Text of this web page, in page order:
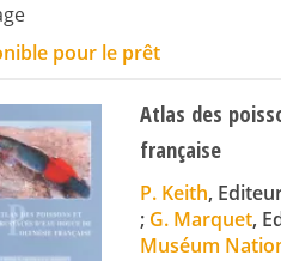
pour le prêt
Atlas des
française
P. Keith,
; G. Marquet,
Muséum